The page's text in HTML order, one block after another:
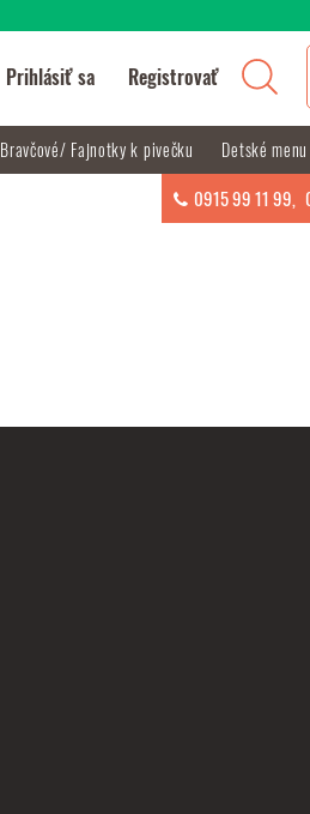
Prihlásiť sa Registrovať
Bravčové/ Fajnotky k pivečku Detské menu
0915 99 11 99,